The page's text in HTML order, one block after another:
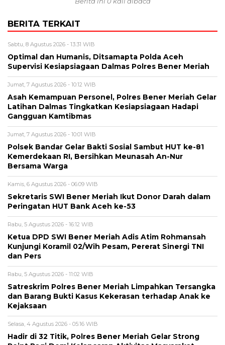
BERITA TERKAIT
Sabtu, 8 Agustus 2026 - 13:31 WIB
Optimal dan Humanis, Ditsamapta Polda Aceh
Supervisi Kesiapsiagaan Dalmas Polres Bener Meriah
Jumat, 7 Agustus 2026 - 10:12 WIB
Asah Kemampuan Personel, Polres Bener Meriah Gelar
Latihan Dalmas Tingkatkan Kesiapsiagaan Hadapi
Gangguan Kamtibmas
Jumat, 7 Agustus 2026 - 10:01 WIB
Polsek Bandar Gelar Bakti Sosial Sambut HUT ke-81
Kemerdekaan RI, Bersihkan Meunasah An-Nur
Bersama Warga
Kamis, 6 Agustus 2026 - 06:09 WIB
Sekretaris SWI Bener Meriah Ikut Donor Darah dalam
Peringatan HUT Bank Aceh ke-53
Rabu, 5 Agustus 2026 - 16:12 WIB
Ketua DPD SWI Bener Meriah Adis Atim Rohmansah
Kunjungi Koramil 02/Wih Pesam, Pererat Sinergi TNI
dan Pers
Rabu, 5 Agustus 2026 - 11:02 WIB
Satreskrim Polres Bener Meriah Limpahkan Tersangka
dan Barang Bukti Kasus Kekerasan terhadap Anak ke
Kejaksaan
Selasa, 4 Agustus 2026 - 05:16 WIB
Hadir di 32 Titik, Polres Bener Meriah Gelar Strong